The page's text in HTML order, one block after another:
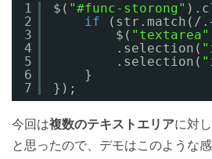
1
2
3
4
5
6
7
$( "#func-storong"
if
(str.match(/
$( "textarea"
.selection(
.selection(
}
});
今回は複数のテキストエリアに対
と思ったので、デモはこのような